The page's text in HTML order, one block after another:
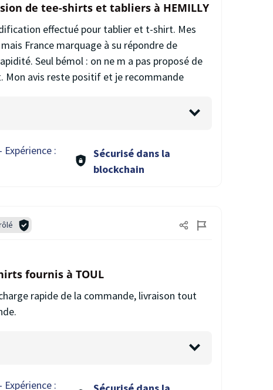
de tee-shirts et tabliers à HEMILLY
effectué pour tablier et t-shirt. Mes
France marquage à su répondre de
Seul bémol : on ne m a pas proposé de
Mon avis reste positif et je recommande
- Expérience :
Sécurisé dans la
blockchain
fournis à TOUL
rapide de la commande, livraison tout
- Expérience :